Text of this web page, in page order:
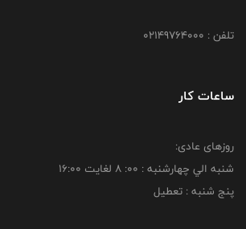
تلفن : 02149764000
ساعات کار
روزهای عادی:
شنبه الي چهارشنبه : 00: 8 لغايت 16:00
پنج شنبه : تعطیل